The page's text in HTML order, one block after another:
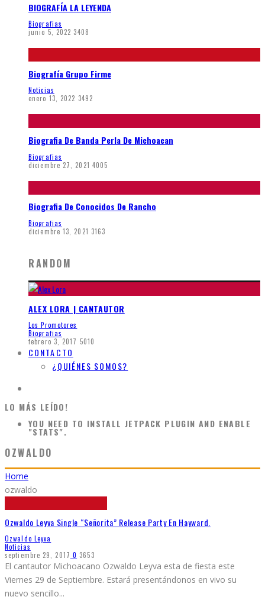
BIOGRAFÍA LA LEYENDA
Biografias
junio 5, 2022 3408
Biografía Grupo Firme
Noticias
enero 13, 2022 3492
Biografia De Banda Perla De Michoacan
Biografias
diciembre 27, 2021 4005
Biografia De Conocidos De Rancho
Biografias
diciembre 13, 2021 3163
RANDOM
ALEX LORA | CANTAUTOR
Los Promotores
Biografias
febrero 3, 2017 5010
CONTACTO
¿QUIÉNES SOMOS?
LO MÁS LEÍDO!
YOU NEED TO INSTALL JETPACK PLUGIN AND ENABLE
"STATS".
OZWALDO
Home
ozwaldo
Ozwaldo Leyva Single “Señorita” Release Party En Hayward.
Ozwaldo Leyva
Noticias
septiembre 29, 2017 0 3653
El cantautor Michoacano Ozwaldo Leyva esta de fiesta este
Viernes 29 de Septiembre. Estará presentándonos en vivo su
nuevo sencillo...